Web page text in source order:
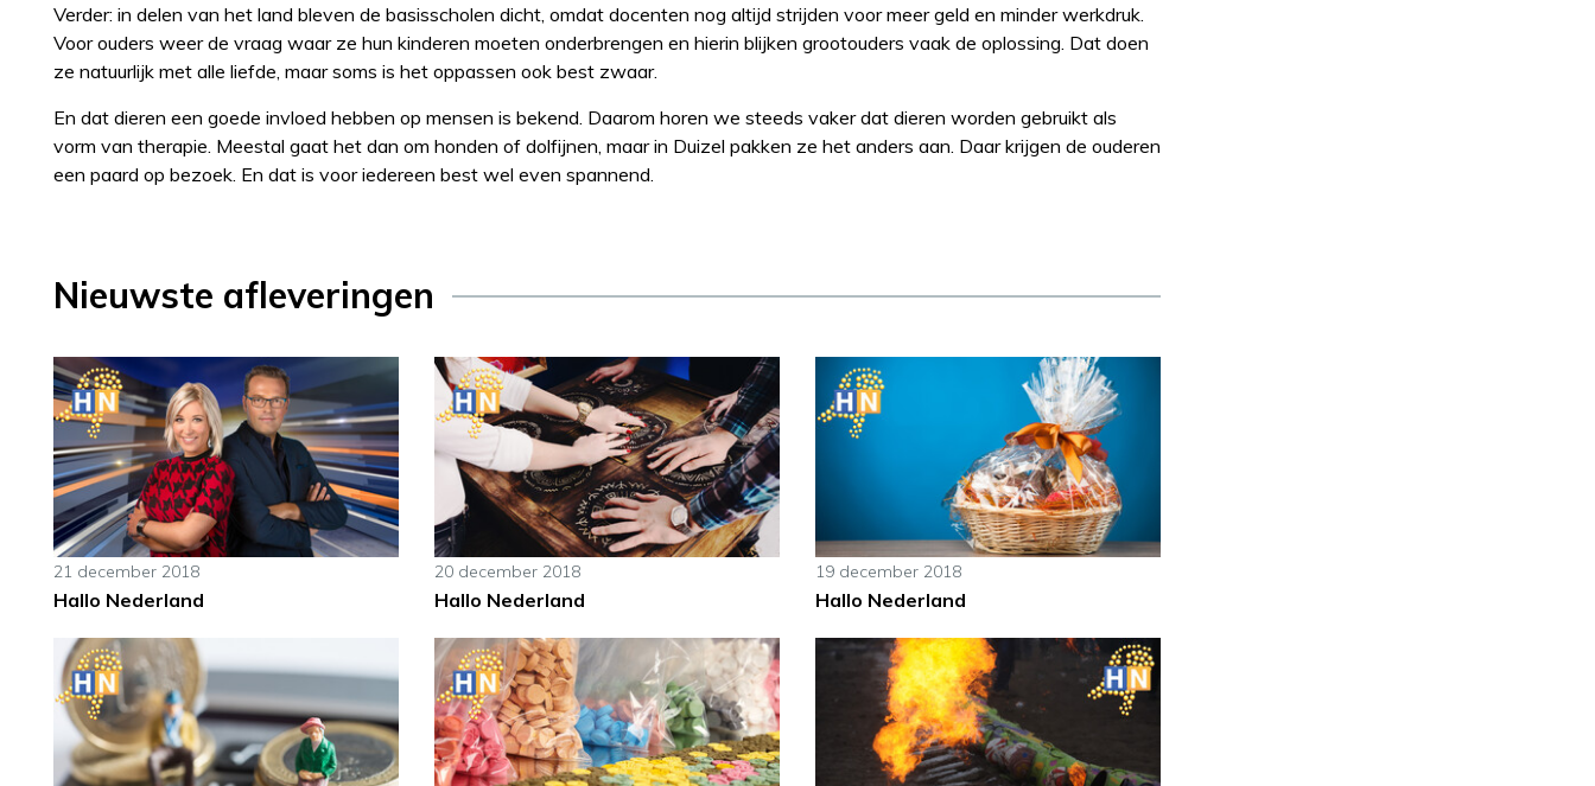
Verder: in delen van het land bleven de basisscholen dicht, omdat docenten nog altijd strijden voor meer geld en minder werkdruk.
Voor ouders weer de vraag waar ze hun kinderen moeten onderbrengen en hierin blijken grootouders vaak de oplossing. Dat doen
ze natuurlijk met alle liefde, maar soms is het oppassen ook best zwaar.
En dat dieren een goede invloed hebben op mensen is bekend. Daarom horen we steeds vaker dat dieren worden gebruikt als
vorm van therapie. Meestal gaat het dan om honden of dolfijnen, maar in Duizel pakken ze het anders aan. Daar krijgen de ouderen
een paard op bezoek. En dat is voor iedereen best wel even spannend.
Nieuwste afleveringen
21 december 2018
Hallo Nederland
20 december 2018
Hallo Nederland
19 december 2018
Hallo Nederland